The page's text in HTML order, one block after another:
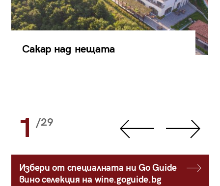
Сакар над нещата
1 /29
Избери от специалната ни Go Guide
вино селекция на wine.goguide.bg